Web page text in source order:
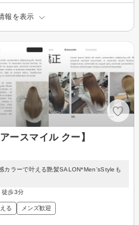
報を表示
ースマイル クー】
ラーで叶える艶髪SALON*Men'sStyleも
徒歩3分
る メンズ歓迎